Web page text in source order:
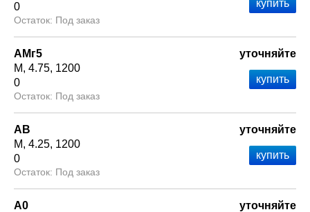
0
Под заказ
АМг5
М 4.75 1200
0
Под заказ
уточняйте
АВ
М 4.25 1200
0
Под заказ
уточняйте
А0
уточняйте